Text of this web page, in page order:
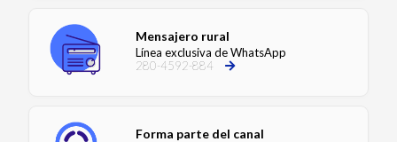
Mensajero rural
Línea exclusiva de WhatsApp
280-4592-884
Forma parte del canal